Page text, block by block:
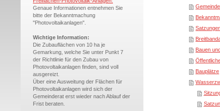
Genaue Informationen entnehmen Sie
bitte der Bekanntmachung
"Photovoltaikanlagen".
Wichtige Information:
Die Zubauflächen von 10 ha je
Gemarkung, welche Sie unter Punkt 7
der Richtlinie für den Zubau von
Photovoltaikanlagen finden, sind voll
ausgereizt.
Über eine Ausweitung der Flächen für
Photovoltaikanlagen wird sich der
Gemeinderat erst wieder nach Ablauf der
Frist beraten.
Bauen
Bauplätze